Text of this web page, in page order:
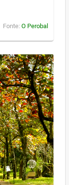
Fonte: O Perobal